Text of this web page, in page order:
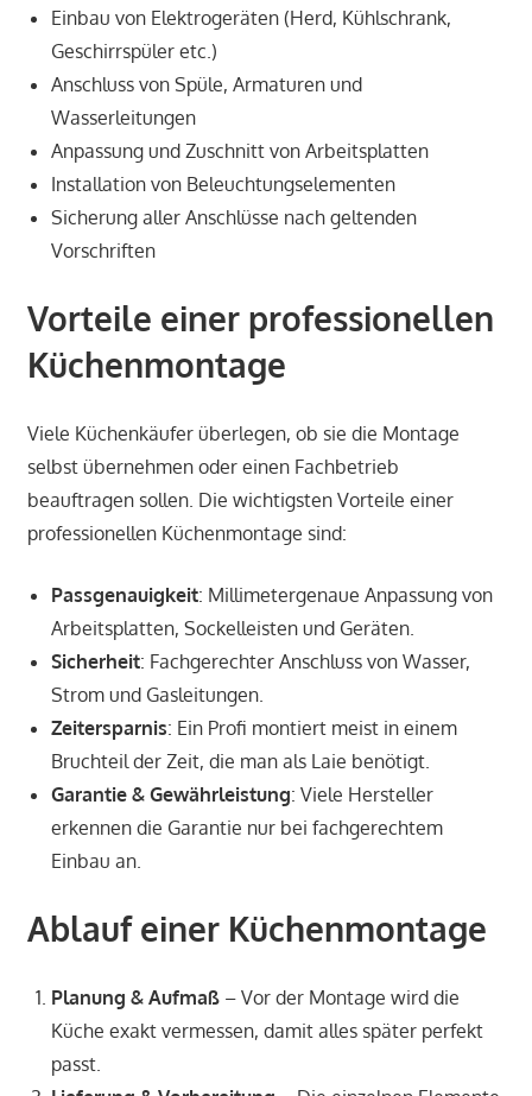
Einbau von Elektrogeräten (Herd, Kühlschrank,
Geschirrspüler etc.)
Anschluss von Spüle, Armaturen und
Wasserleitungen
Anpassung und Zuschnitt von Arbeitsplatten
Installation von Beleuchtungselementen
Sicherung aller Anschlüsse nach geltenden
Vorschriften
Vorteile einer professionellen
Küchenmontage
Viele Küchenkäufer überlegen, ob sie die Montage
selbst übernehmen oder einen Fachbetrieb
beauftragen sollen. Die wichtigsten Vorteile einer
professionellen Küchenmontage sind:
Passgenauigkeit: Millimetergenaue Anpassung von
Arbeitsplatten, Sockelleisten und Geräten.
Sicherheit: Fachgerechter Anschluss von Wasser,
Strom und Gasleitungen.
Zeitersparnis: Ein Profi montiert meist in einem
Bruchteil der Zeit, die man als Laie benötigt.
Garantie & Gewährleistung: Viele Hersteller
erkennen die Garantie nur bei fachgerechtem
Einbau an.
Ablauf einer Küchenmontage
Planung & Aufmaß– Vor der Montage wird die
Küche exakt vermessen, damit alles später perfekt
passt.